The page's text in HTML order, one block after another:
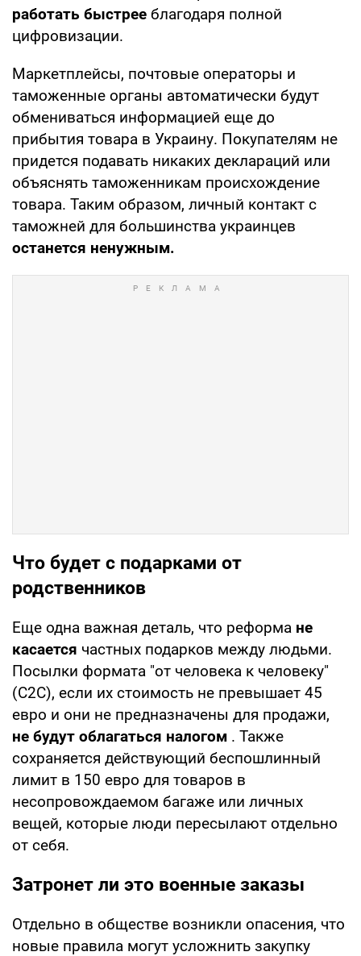
работать быстрее благодаря полной
цифровизации.
Маркетплейсы, почтовые операторы и
таможенные органы автоматически будут
обмениваться информацией еще до
прибытия товара в Украину. Покупателям не
придется подавать никаких деклараций или
объяснять таможенникам происхождение
товара. Таким образом, личный контакт с
таможней для большинства украинцев
останется ненужным.
Что будет с подарками от
родственников
Еще одна важная деталь, что реформа не
касается частных подарков между людьми.
Посылки формата "от человека к человеку"
(C2C), если их стоимость не превышает 45
евро и они не предназначены для продажи,
не будут облагаться налогом . Также
сохраняется действующий беспошлинный
лимит в 150 евро для товаров в
несопровождаемом багаже или личных
вещей, которые люди пересылают отдельно
от себя.
Затронет ли это военные заказы
Отдельно в обществе возникли опасения, что
новые правила могут усложнить закупку